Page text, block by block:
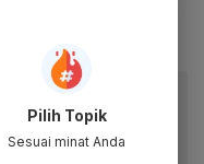
mobile.
nyaman dan nikmati
Katadata.
Pilih Topik
Sesuai minat Anda